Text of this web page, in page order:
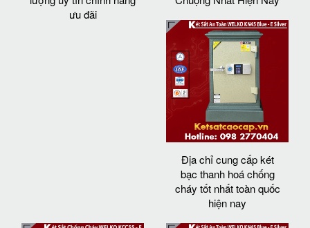
ưu đãi
Địa chỉ cung cấp két
bạc thanh hoá chống
cháy tốt nhất toàn quốc
hiện nay